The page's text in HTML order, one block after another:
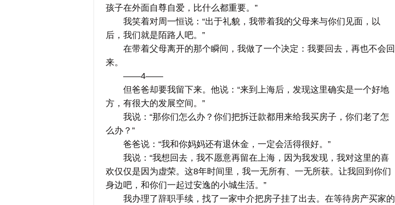
孩子在外面自尊自爱，比什么都重要。”
我笑着对周一恒说：“出于礼貌，我带着我的父母来与你们见面，以
后，我们就是陌路人吧。”
在带着父母离开的那个瞬间，我做了一个决定：我要回去，再也不会回
来。
——4——
但爸爸却要我留下来。他说：“来到上海后，发现这里确实是一个好地
方，有很大的发展空间。”
我说：“那你们怎么办？你们把拆迁款都用来给我买房子，你们老了怎
么办？”
爸爸说：“我和你妈妈还有退休金，一定会活得很好。”
我说：“我想回去，我不愿意再留在上海，因为我发现，我对这里的喜
欢仅仅是因为虚荣。这8年时间里，我一无所有、一无所获。让我回到你们
身边吧，和你们一起过安逸的小城生活。”
我办理了辞职手续，找了一家中介把房子挂了出去。在等待房产买家的